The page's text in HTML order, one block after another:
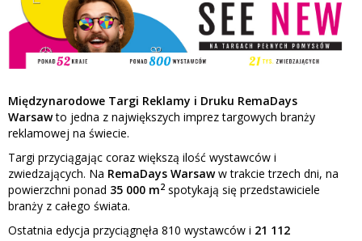
Międzynarodowe Targi Reklamy i Druku RemaDays
Warsawto jedna z największych imprez targowych branży
reklamowej na świecie.
Targi przyciągając coraz większą ilość wystawców i
zwiedzających. Na RemaDays Warsaww trakcie trzech dni, na
powierzchni ponad 35 000 m2 spotykają się przedstawiciele
branży z całego świata.
Ostatnia edycja przyciągnęła 810 wystawców i 21 112